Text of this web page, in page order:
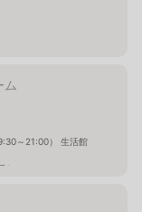
ム
～21:00） 生活館
1